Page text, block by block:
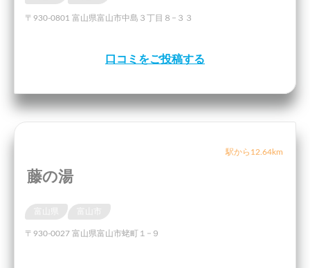
〒930-0801 富山県富山市中島３丁目８−３３
口コミをご投稿する
駅から12.64km
藤の湯
〒930-0027 富山県富山市蛯町１−９